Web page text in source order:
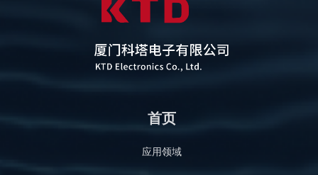
首页
应用领域